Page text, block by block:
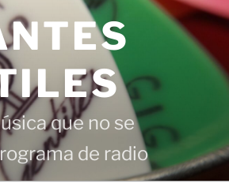
que no se
de radio